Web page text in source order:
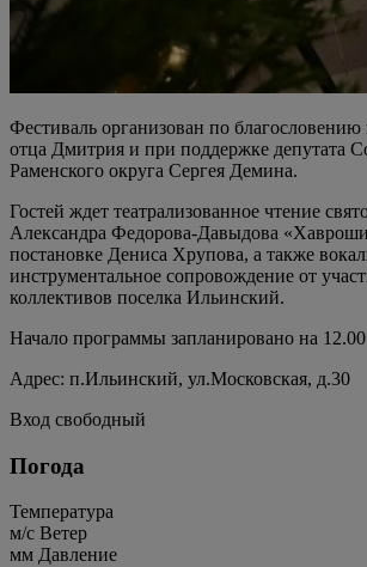
Фестиваль организован по благословению
отца Дмитрия и при поддержке депутата
Раменского округа Сергея Демина.
Гостей ждет театрализованное чтение
Александра Федорова-Давыдова
постановке Дениса Хрупова, а также
инструментальное сопровождение от
коллективов поселка Ильинский.
Начало программы запланировано на 12.00
Адрес: п.Ильинский, ул.Московская, д.30
Вход свободный
Погода
Температура
м/c Ветер
мм Давление